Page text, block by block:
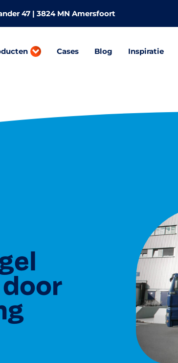
47 | 3824 MN Amersfoort
Cases Blog Inspiratie